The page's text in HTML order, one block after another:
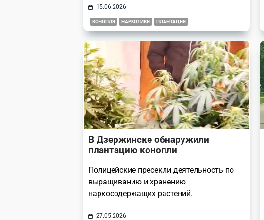
15.06.2026
КОНОПЛЯ НАРКОТИКИ ПЛАНТАЦИЯ
В Дзержинске обнаружили
плантацию конопли
Полицейские пресекли деятельность по
выращиванию и хранению
наркосодержащих растений.
27.05.2026